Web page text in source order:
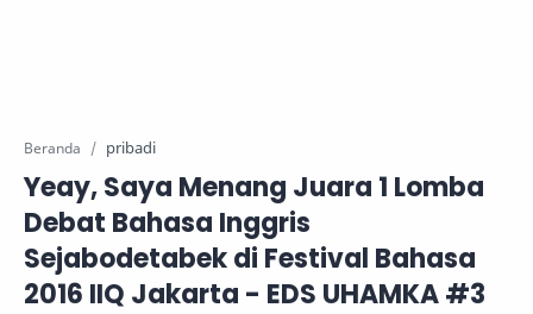
Beranda pribadi
Yeay, Saya Menang Juara 1 Lomba
Debat Bahasa Inggris
Sejabodetabek di Festival Bahasa
2016 IIQ Jakarta - EDS UHAMKA #3